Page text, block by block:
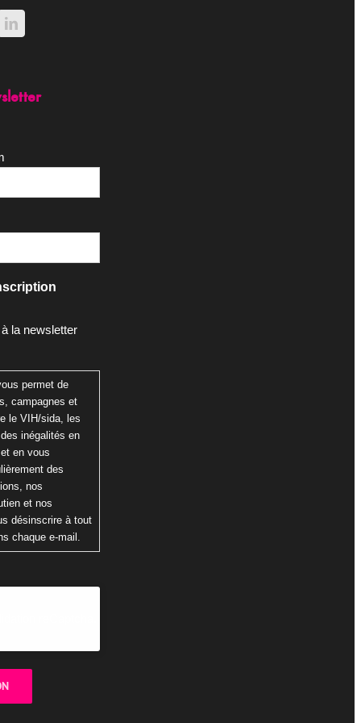
la newsletter
permet de
campagnes et
le VIH/sida, les
inégalités en
en vous
des
nos
et nos
désinscrire à tout
chaque e-mail.
reCaptcha.